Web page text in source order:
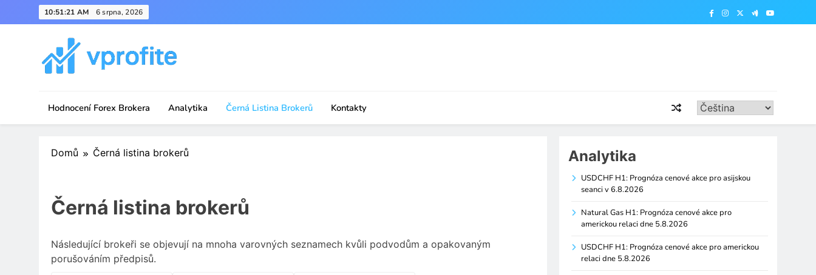
to
10:51:21 AM 6 srpna, 2026
Hodnocení Forex Brokera Analytika Černá Listina Brokerů Kontakty
Domů Černá listina brokerů
Černá listina brokerů
Následující brokeři se objevují na mnoha varovných seznamech kvůli podvodům a opakovaným
porušováním předpisů.
Analytika
USDCHF H1: Prognóza cenové akce pro asijskou
seanci v 6.8.2026
Natural Gas H1: Prognóza cenové akce pro
americkou relaci dne 5.8.2026
USDCHF H1: Prognóza cenové akce pro americkou
relaci dne 5.8.2026